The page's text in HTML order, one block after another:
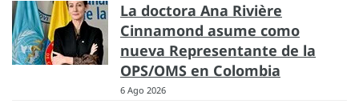
La doctora Ana Rivière
Cinnamond asume como
nueva Representante de la
OPS/OMS en Colombia
6 Ago 2026